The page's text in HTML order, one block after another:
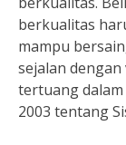
berkualitas
mampu
sejalan
tertuang
2003 tentang